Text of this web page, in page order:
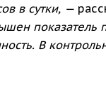
в сутки, —
показатель
В